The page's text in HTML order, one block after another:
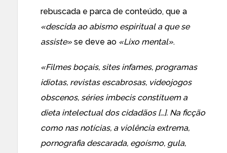
rebuscada e parca de conteúdo, que a
«descida ao abismo espiritual a que se
assiste» se deve ao «Lixo mental».
«Filmes boçais, sites infames, programas
idiotas, revistas escabrosas, videojogos
obscenos, séries imbecis constituem a
dieta intelectual dos cidadãos […]. Na ficção
como nas notícias, a violência extrema,
pornografia descarada, egoísmo, gula,